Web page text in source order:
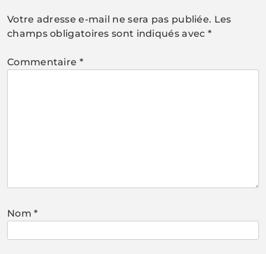
Votre adresse e-mail ne sera pas publiée. Les
champs obligatoires sont indiqués avec *
Commentaire *
Nom*